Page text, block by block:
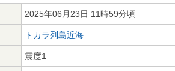
2025年06月23日 11時59分頃
トカラ列島近海
震度1